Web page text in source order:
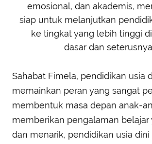
emosional, dan akademis,
siap untuk melanjutkan
ke tingkat yang lebih tinggi
dasar dan
Sahabat Fimela, pendidikan usia
memainkan peran yang sangat
membentuk masa depan anak-
memberikan pengalaman belajar
dan menarik, pendidikan usia